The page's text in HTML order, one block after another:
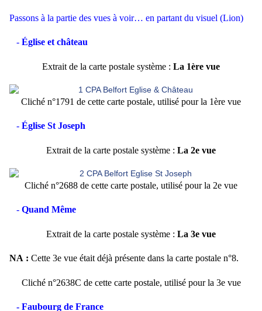
Passons à la partie des vues à voir… en partant du visuel (Lion)
- Église et château
Extrait de la carte postale système : La 1ère vue
Cliché n°1791 de cette carte postale, utilisé pour la 1ère vue
- Église St Joseph
Extrait de la carte postale système : La 2e vue
Cliché n°2688 de cette carte postale, utilisé pour la 2e vue
- Quand Même
Extrait de la carte postale système : La 3e vue
NA : Cette 3e vue était déjà présente dans la carte postale n°8.
Cliché n°2638C de cette carte postale, utilisé pour la 3e vue
- Faubourg de France